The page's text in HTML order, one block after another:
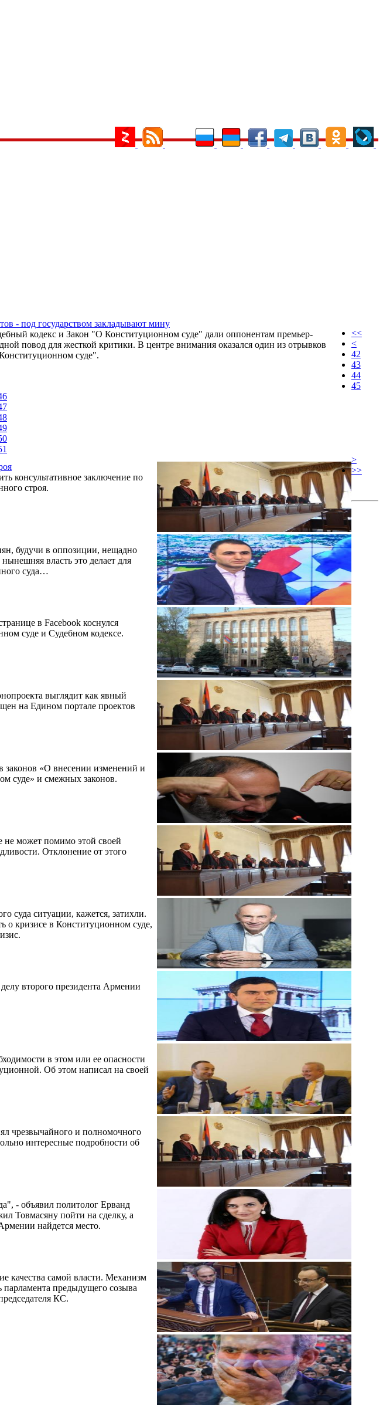
- под государством закладывают мину
кодекс и Закон "О Конституционном суде" дали оппонентам премьер-
повод для жесткой критики. В центре внимания оказался один из отрывков
суде".
консультативное заключение по
строя.
будучи в оппозиции, нещадно
власть это делает для
суда…
в Facebook коснулся
суде и Судебном кодексе.
выглядит как явный
на Едином портале проектов
«О внесении изменений и
суде» и смежных законов.
не может помимо этой своей
Отклонение от этого
суда ситуации, кажется, затихли.
о кризисе в Конституционном суде,
второго президента Армении
в этом или ее опасности
Об этом написал на своей
чрезвычайного и полномочного
интересные подробности об
- объявил политолог Ерванд
Товмасяну пойти на сделку, а
найдется место.
качества самой власти. Механизм
парламента предыдущего созыва
КС.
<<
<
42
43
44
45
>
>>